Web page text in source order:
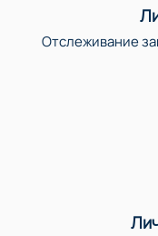
Отслеживание